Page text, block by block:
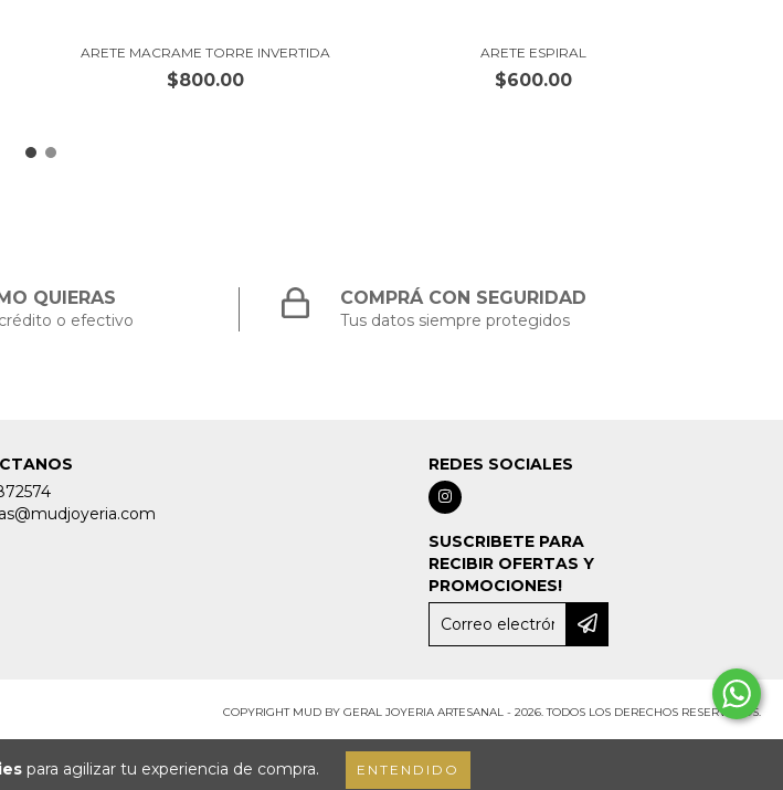
para agilizar tu experiencia de compra. ENTENDIDO
ARETE MACRAME TORRE INVERTIDA
$800.00
ARETE ESPIRAL
$600.00
QUIERAS
o efectivo
COMPRÁ CON SEGURIDAD
Tus datos siempre protegidos
REDES SOCIALES
SUSCRIBETE PARA
RECIBIR OFERTAS Y
PROMOCIONES!
COPYRIGHT MUD BY GERAL JOYERIA ARTESANAL - 2026. TODOS LOS DERECHOS RESERVADOS.